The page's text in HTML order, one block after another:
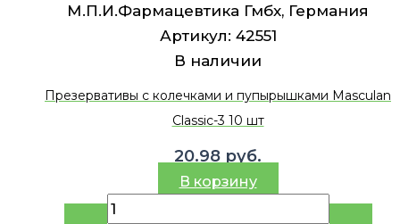
М.П.И.Фармацевтика Гмбх, Германия
Артикул: 42551
В наличии
Презервативы с колечками и пупырышками Masculan
Classic-3 10 шт
20.98 руб.
В корзину